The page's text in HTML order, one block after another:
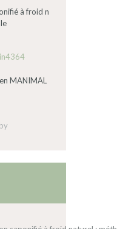
à froid n
MANIMAL
by